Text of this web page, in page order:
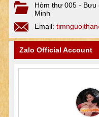
Hòm thư 005 - Bưu
Minh
Email:
Zalo Official Account